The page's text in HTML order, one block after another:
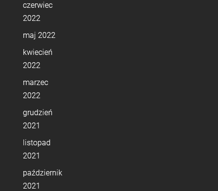
czerwiec
2022
maj 2022
kwiecień
2022
marzec
2022
grudzień
2021
listopad
2021
październik
2021